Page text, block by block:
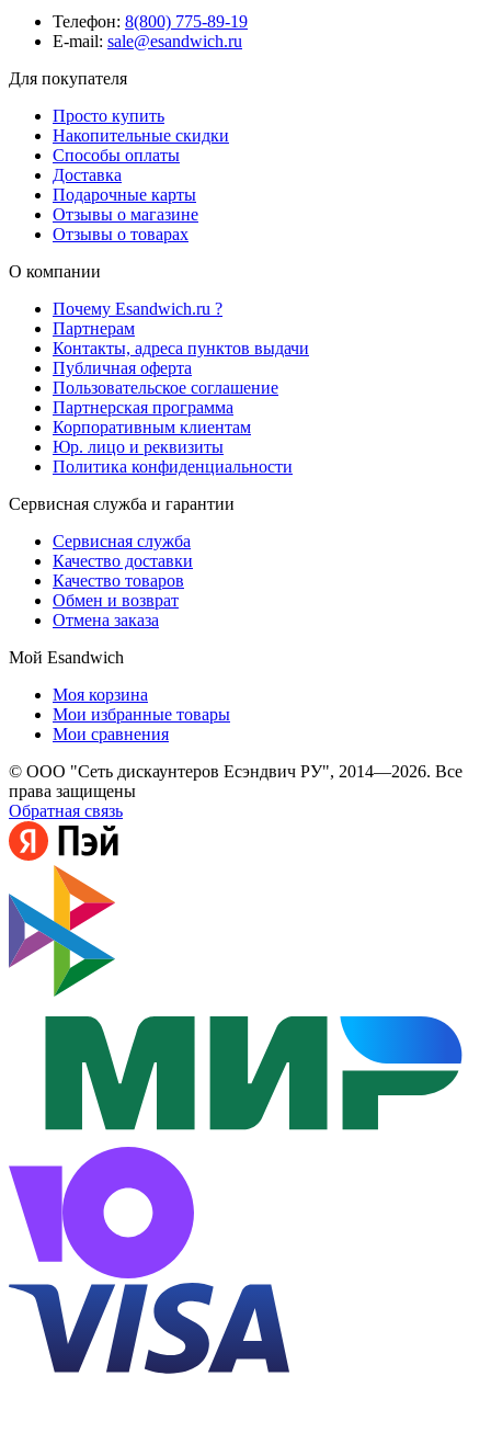
Телефон: 8(800) 775-89-19
E-mail: sale@esandwich.ru
Для покупателя
Просто купить
Накопительные скидки
Способы оплаты
Доставка
Подарочные карты
Отзывы о магазине
Отзывы о товарах
О компании
Почему Esandwich.ru ?
Партнерам
Контакты, адреса пунктов выдачи
Публичная оферта
Пользовательское соглашение
Партнерская программа
Корпоративным клиентам
Юр. лицо и реквизиты
Политика конфиденциальности
Сервисная служба и гарантии
Сервисная служба
Качество доставки
Качество товаров
Обмен и возврат
Отмена заказа
Мой Esandwich
Моя корзина
Мои избранные товары
Мои сравнения
© ООО "Сеть дискаунтеров Есэндвич РУ", 2014—2026. Все
права защищены
Обратная связь